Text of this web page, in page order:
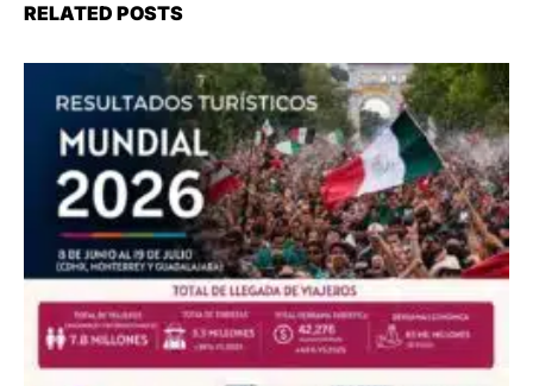
RELATED POSTS